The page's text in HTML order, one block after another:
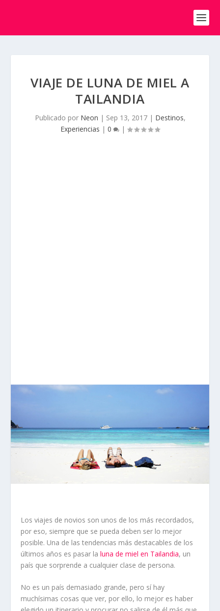
VIAJE DE LUNA DE MIEL A
TAILANDIA
Publicado por Neon | Sep 13, 2017| Destinos,
Experiencias | 0 |
Los viajes de novios son unos de los más recordados,
por eso, siempre que se pueda deben ser lo mejor
posible. Una de las tendencias más destacables de los
últimos años es pasar laluna de miel en Tailandia, un
país que sorprende a cualquier clase de persona.
No es un país demasiado grande, pero sí hay
muchísimas cosas que ver, por ello, lo mejor es haber